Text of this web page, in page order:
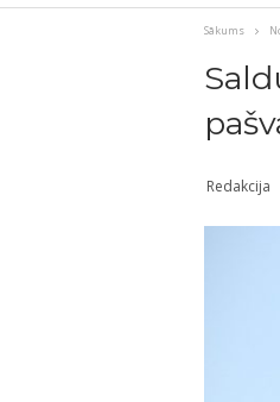
Sākums
Redakcija